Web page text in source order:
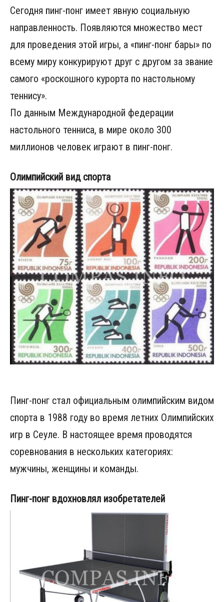
Сегодня пинг-понг имеет явную социальную
направленность. Появляются множество мест
для проведения этой игры, а «пинг-понг бары» по
всему миру конкурируют друг с другом за звание
самого «роскошного курорта по настольному
теннису».
По данным Международной федерации
настольного тенниса, в мире около 300
миллионов человек играют в пинг-понг.
Олимпийский вид спорта
Пинг-понг стал официальным олимпийским видом
спорта в 1988 году во время летних Олимпийских
игр в Сеуле. В настоящее время проводятся
соревнования в нескольких категориях:
мужчины, женщины и команды.
Пинг-понг вдохновлял изобретателей